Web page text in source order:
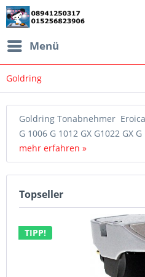
Menü
Goldring
Goldring Tonabnehmer
G 1006 G 1012 GX G1022 GX
mehr erfahren »
Topseller
TIPP!